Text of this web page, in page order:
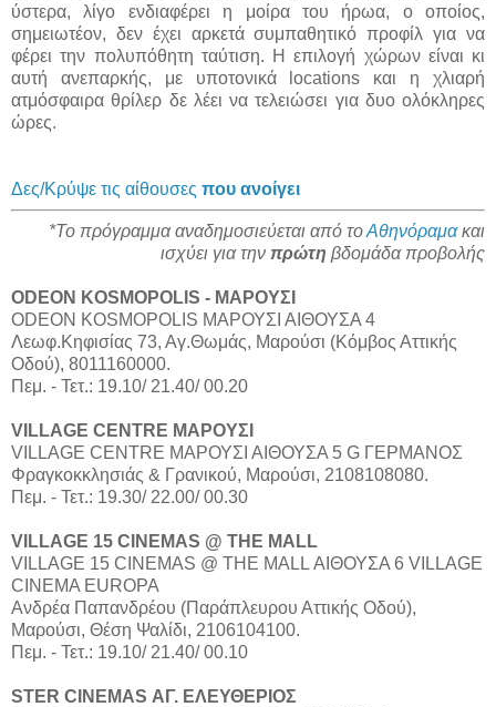
ύστερα, λίγο ενδιαφέρει η μοίρα του ήρωα, ο οποίος,
σημειωτέον, δεν έχει αρκετά συμπαθητικό προφίλ για να
φέρει την πολυπόθητη ταύτιση. Η επιλογή χώρων είναι κι
αυτή ανεπαρκής, με υποτονικά locations και η χλιαρή
ατμόσφαιρα θρίλερ δε λέει να τελειώσει για δυο ολόκληρες
ώρες.
Δες/Κρύψε τις αίθουσες που ανοίγει
*Το πρόγραμμα αναδημοσιεύεται από τοΑθηνόραμακαι
ισχύει για την πρώτη βδομάδα προβολής
ODEON KOSMOPOLIS - ΜΑΡΟΥΣΙ
ODEON KOSMOPOLIS ΜΑΡΟΥΣΙ ΑΙΘΟΥΣΑ 4
Λεωφ.Κηφισίας 73, Αγ.Θωμάς, Μαρούσι (Κόμβος Αττικής
Οδού), 8011160000.
Πεμ. - Τετ.: 19.10/ 21.40/ 00.20
VILLAGE CENTRE ΜΑΡΟΥΣΙ
VILLAGE CENTRE ΜΑΡΟΥΣΙ ΑΙΘΟΥΣΑ 5 G ΓΕΡΜΑΝΟΣ
Φραγκοκκλησιάς & Γρανικού, Μαρούσι, 2108108080.
Πεμ. - Τετ.: 19.30/ 22.00/ 00.30
VILLAGE 15 CINEMAS @ THE MALL
VILLAGE 15 CINEMAS @ THE MALL ΑΙΘΟΥΣΑ 6 VILLAGE
CINEMA EUROPA
Aνδρέα Παπανδρέου (Παράπλευρου Αττικής Οδού),
Μαρούσι, Θέση Ψαλίδι, 2106104100.
Πεμ. - Τετ.: 19.10/ 21.40/ 00.10
STER CINEMAS ΑΓ. ΕΛΕΥΘΕΡΙΟΣ